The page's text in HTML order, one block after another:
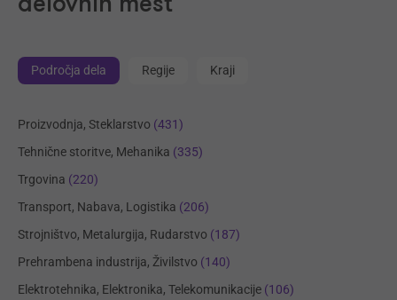
Področja dela Regije Kraji
Proizvodnja, Steklarstvo (431)
Tehnične storitve, Mehanika (335)
Trgovina (220)
Transport, Nabava, Logistika (206)
Strojništvo, Metalurgija, Rudarstvo (187)
Prehrambena industrija, Živilstvo (140)
Elektrotehnika, Elektronika, Telekomunikacije (106)